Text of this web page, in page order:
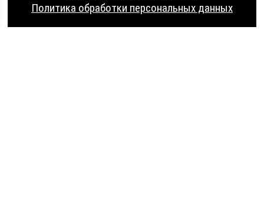
Политика обработки персональных данных